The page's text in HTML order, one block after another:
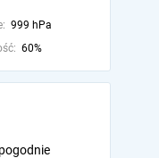
999 hPa
60%